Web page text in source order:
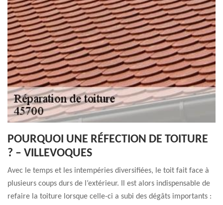
POURQUOI UNE RÉFECTION DE TOITURE
? – VILLEVOQUES
Avec le temps et les intempéries diversifiées, le toit fait face à
plusieurs coups durs de l’extérieur. Il est alors indispensable de
refaire la toiture lorsque celle-ci a subi des dégâts importants :